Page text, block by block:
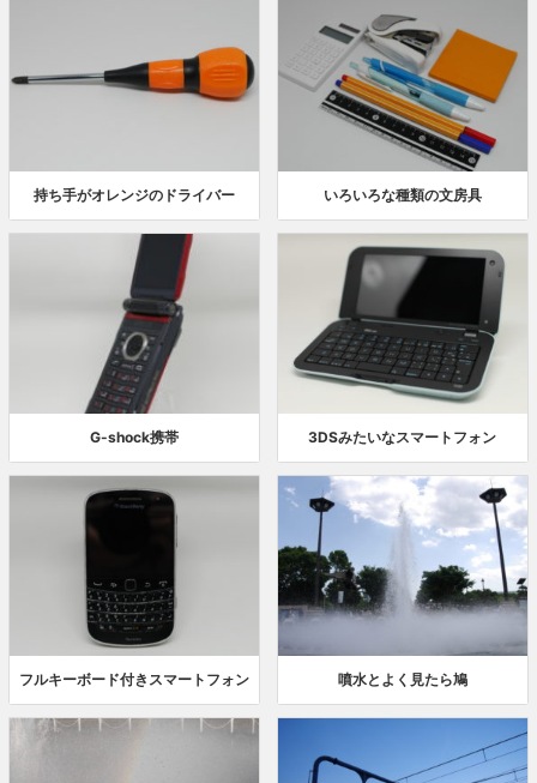
持ち手がオレンジのドライバー いろいろな種類の文房具
G-shock携帯 3DSみたいなスマートフォン
フルキーボード付きスマートフォン 噴水とよく見たら鳩